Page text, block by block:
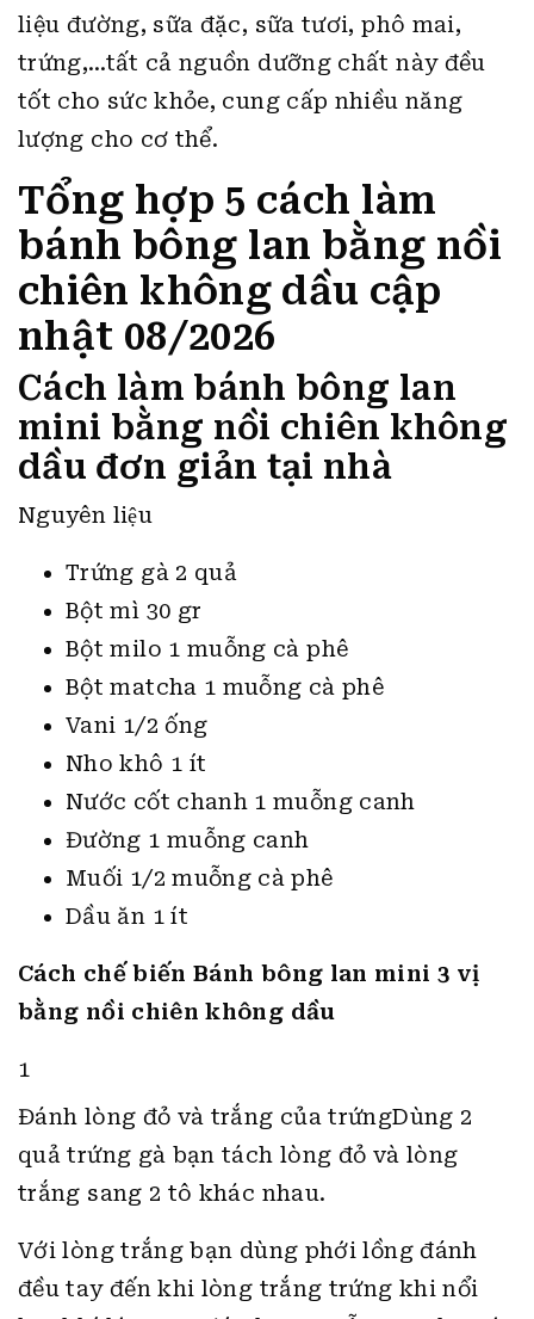
liệu đường, sữa đặc, sữa tươi, phô mai,
trứng,…tất cả nguồn dưỡng chất này đều
tốt cho sức khỏe, cung cấp nhiều năng
lượng cho cơ thể.
Tổng hợp 5 cách làm
bánh bông lan bằng nồi
chiên không dầu cập
nhật 08/2026
Cách làm bánh bông lan
mini bằng nồi chiên không
dầu đơn giản tại nhà
Nguyên liệu
Trứng gà 2 quả
Bột mì 30 gr
Bột milo 1 muỗng cà phê
Bột matcha 1 muỗng cà phê
Vani 1/2 ống
Nho khô 1 ít
Nước cốt chanh 1 muỗng canh
Đường 1 muỗng canh
Muối 1/2 muỗng cà phê
Dầu ăn 1 ít
Cách chế biến Bánh bông lan mini 3 vị
bằng nồi chiên không dầu
1
Đánh lòng đỏ và trắng của trứngDùng 2
quả trứng gà bạn tách lòng đỏ và lòng
trắng sang 2 tô khác nhau.
Với lòng trắng bạn dùng phới lồng đánh
đều tay đến khi lòng trắng trứng khi nổi